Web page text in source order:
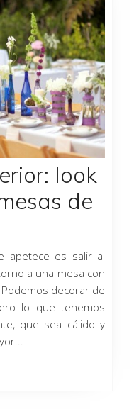
look
de
apetece es salir al
a una mesa con
decorar de
lo que tenemos
que sea cálido y